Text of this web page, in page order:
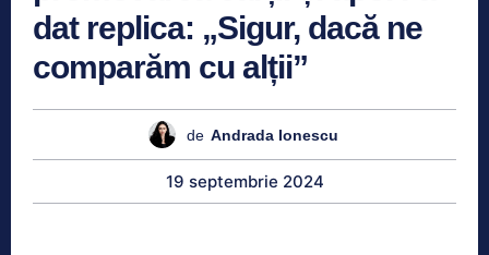
dat replica: „Sigur, dacă ne
comparăm cu alții”
de Andrada Ionescu
19 septembrie 2024